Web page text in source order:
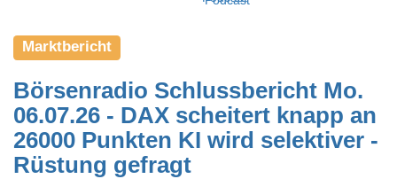
Marktbericht
Börsenradio Schlussbericht Mo.
06.07.26 - DAX scheitert knapp an
26000 Punkten KI wird selektiver -
Rüstung gefragt